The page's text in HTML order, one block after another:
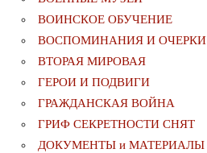
ВОИНСКОЕ ОБУЧЕНИЕ
ВОСПОМИНАНИЯ И ОЧЕРКИ
ВТОРАЯ МИРОВАЯ
ГЕРОИ И ПОДВИГИ
ГРАЖДАНСКАЯ ВОЙНА
ГРИФ СЕКРЕТНОСТИ СНЯТ
ДОКУМЕНТЫ и МАТЕРИАЛЫ